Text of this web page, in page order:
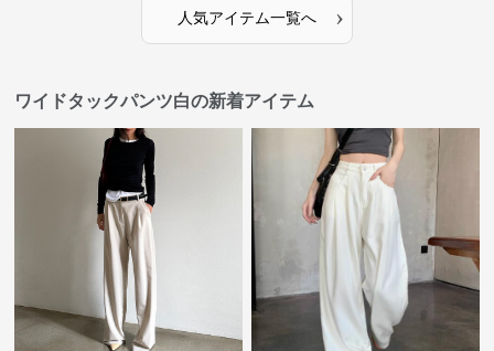
人気アイテム一覧へ ›
ワイドタックパンツ白の新着アイテム